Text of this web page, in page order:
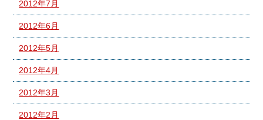
2012年7月
2012年6月
2012年5月
2012年4月
2012年3月
2012年2月